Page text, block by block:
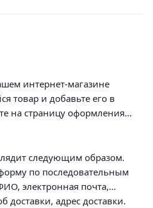
интернет-магазине
товар и добавьте его в
на страницу оформления
следующим образом.
по последовательным
электронная почта,
доставки, адрес доставки.